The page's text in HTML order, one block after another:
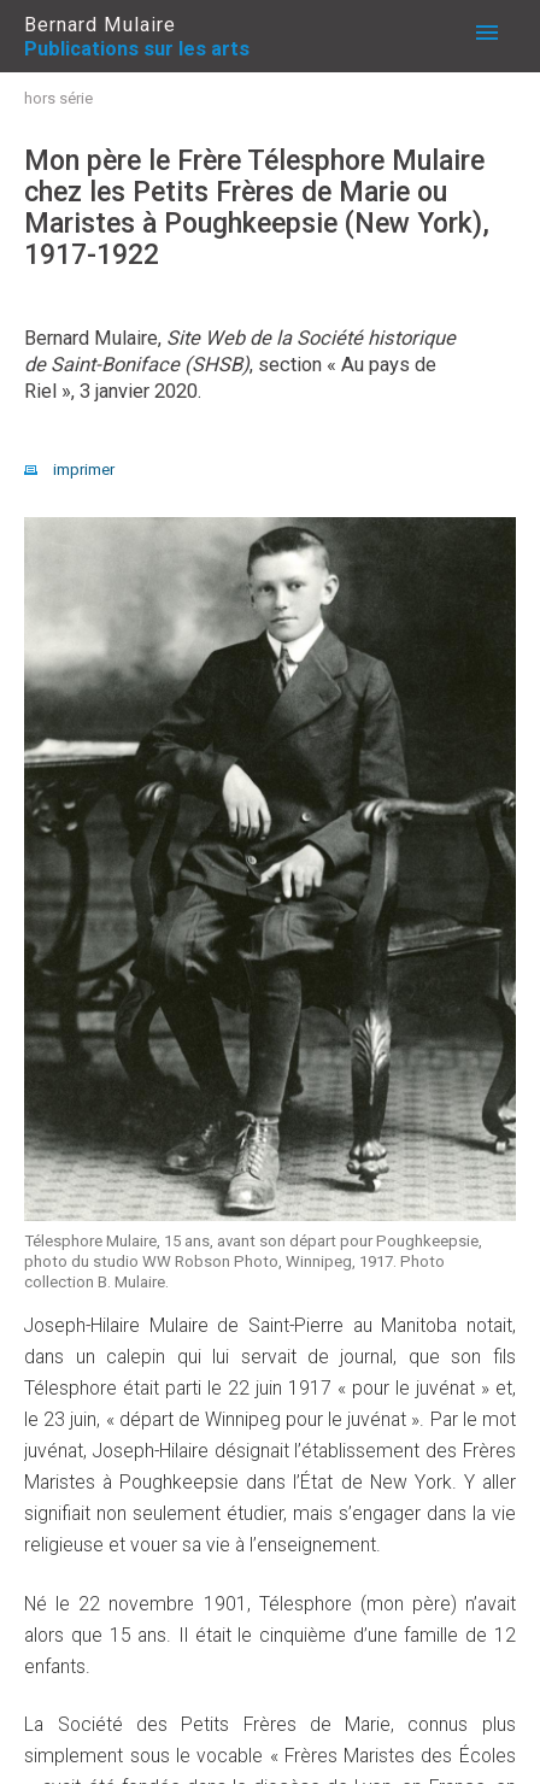
Bernard Mulaire
Publications sur les arts
PUBLICATIONS
À PROPOS
ME JOINDRE
hors série
Mon père le Frère Télesphore Mulaire
chez les Petits Frères de Marie ou
Maristes à Poughkeepsie (New York),
1917-1922
Bernard Mulaire, Site Web de la Société historique
de Saint-Boniface (SHSB), section « Au pays de
Riel », 3 janvier 2020.
imprimer
Télesphore Mulaire, 15 ans, avant son départ pour Poughkeepsie,
photo du studio WW Robson Photo, Winnipeg, 1917. Photo
collection B. Mulaire.
Joseph-Hilaire Mulaire de Saint-Pierre au Manitoba notait,
dans un calepin qui lui servait de journal, que son fils
Télesphore était parti le 22 juin 1917 « pour le juvénat » et,
le 23 juin, « départ de Winnipeg pour le juvénat ». Par le mot
juvénat, Joseph-Hilaire désignait l’établissement des Frères
Maristes à Poughkeepsie dans l’État de New York. Y aller
signifiait non seulement étudier, mais s’engager dans la vie
religieuse et vouer sa vie à l’enseignement.
Né le 22 novembre 1901, Télesphore (mon père) n’avait
alors que 15 ans. Il était le cinquième d’une famille de 12
enfants.
La Société des Petits Frères de Marie, connus plus
simplement sous le vocable « Frères Maristes des Écoles